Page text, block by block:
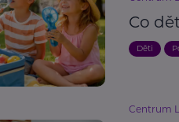
Co
Děti
Centrum